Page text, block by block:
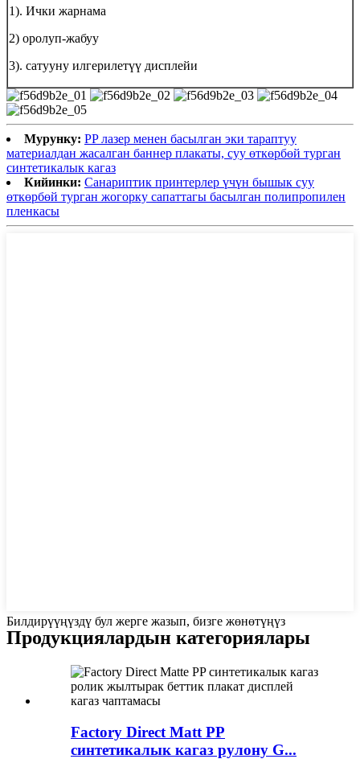
1). Ички жарнама
2) оролуп-жабуу
3). сатууну илгерилетүү дисплейи
Мурунку: PP лазер менен басылган эки тараптуу
материалдан жасалган баннер плакаты, суу өткөрбөй турган
синтетикалык кагаз
Кийинки: Санариптик принтерлер үчүн бышык суу
өткөрбөй турган жогорку сапаттагы басылган полипропилен
пленкасы
Билдирүүңүздү бул жерге жазып, бизге жөнөтүңүз
Продукциялардын категориялары
Factory Direct Matt PP
синтетикалык кагаз рулону G...